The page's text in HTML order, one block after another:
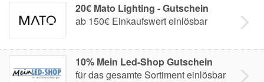
20€ Mato Lighting - Gutschein
ab 150€ Einkaufswert einlösbar
10% Mein Led-Shop Gutschein
für das gesamte Sortiment einlösbar